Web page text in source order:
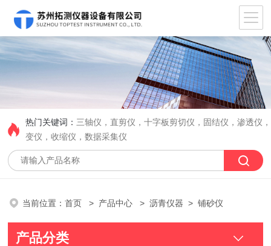
热门关键词： 三轴仪，直剪仪，十字板剪切仪，固结仪，渗透仪
变仪，收缩仪，数据采集仪
当前位置：首页 > 产品中心 >沥青仪器 > 铺砂仪
产品分类